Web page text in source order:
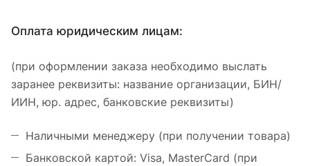
Оплата юридическим лицам:
(при оформлении заказа необходимо выслать
заранее реквизиты: название организации, БИН/
ИИН, юр. адрес, банковские реквизиты)
Наличными менеджеру (при получении товара)
Банковской картой: Visa, MasterCard (при